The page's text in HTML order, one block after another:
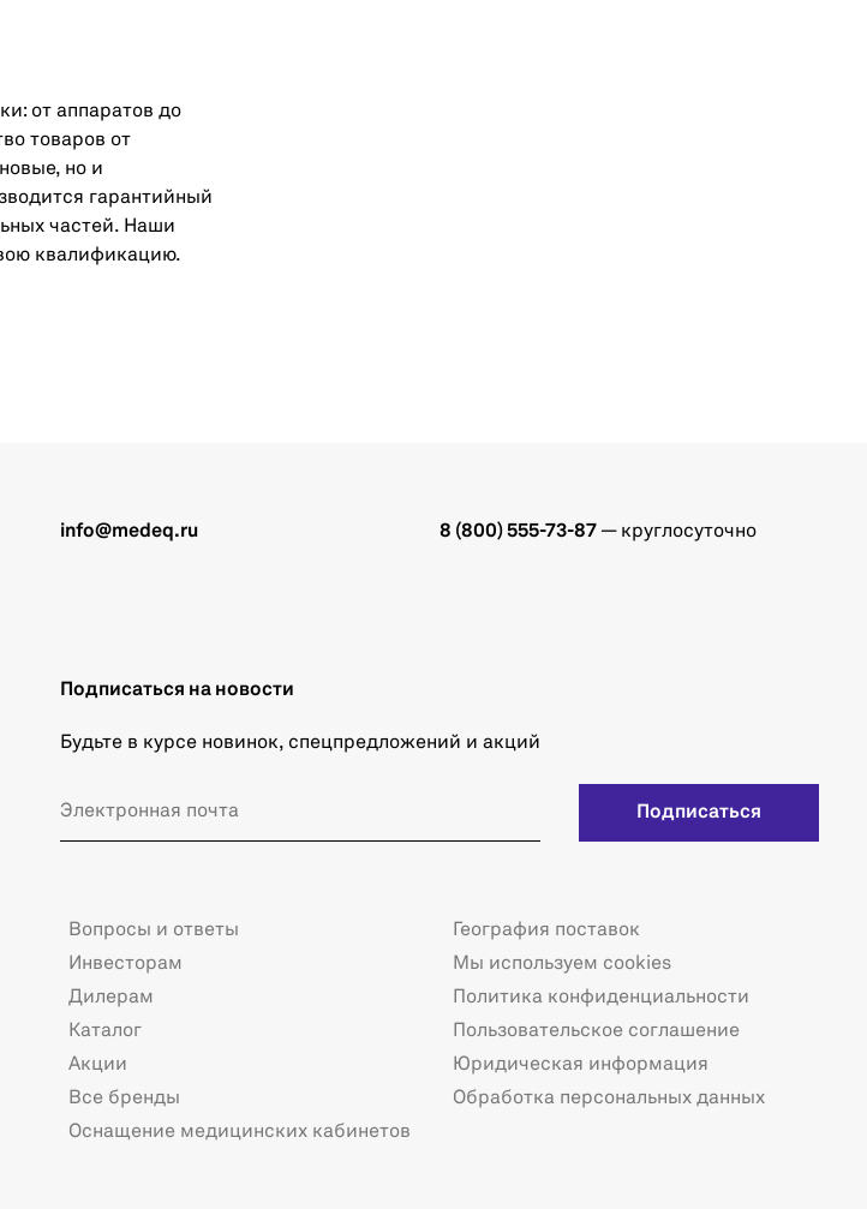
от аппаратов до
товаров от
но и
гарантийный
частей. Наши
квалификацию.
info@medeq.ru 8 (800) 555-73-87 — круглосуточно
Подписаться на новости
Будьте в курсе новинок, спецпредложений и акций
Подписаться
Вопросы и ответы
Инвесторам
Дилерам
Каталог
Акции
Все бренды
Оснащение медицинских кабинетов
География поставок
Мы используем cookies
Политика конфиденциальности
Пользовательское соглашение
Юридическая информация
Обработка персональных данных